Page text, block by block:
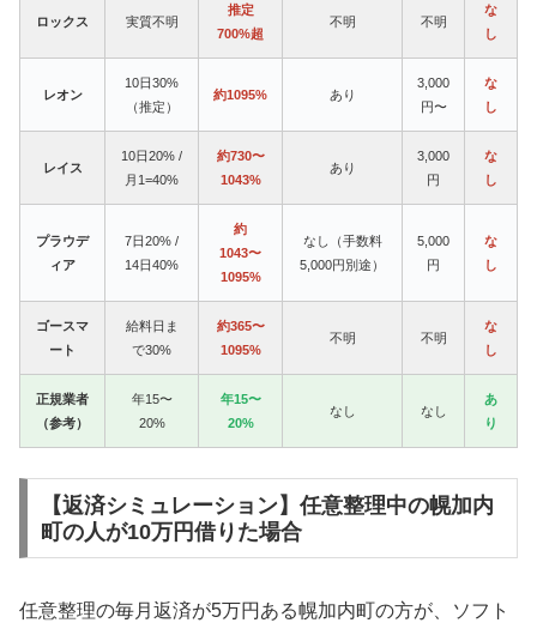
ロックス 実質不明
推定
700%超
不明 不明
な
し
レオン
10日30%
（推定）
約1095% あり
3,000
円〜
な
し
レイス
10日20% /
月1=40%
約730〜
1043%
あり
3,000
円
な
し
プラウデ
ィア
7日20% /
14日40%
約
1043〜
1095%
なし（手数料
5,000円別途）
5,000
円
な
し
ゴースマ
ート
給料日ま
で30%
約365〜
1095%
不明 不明
な
し
正規業者
（参考）
年15〜
20%
年15〜
20%
なし なし
あ
り
【返済シミュレーション】任意整理中の幌加内
町の人が10万円借りた場合
任意整理の毎月返済が5万円ある幌加内町の方が、ソフト